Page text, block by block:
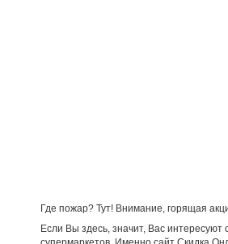
Где пожар? Тут! Внимание, горящая
Если Вы здесь, значит, Вас интересуют